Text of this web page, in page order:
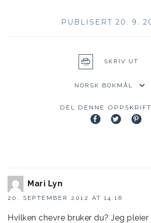
PUBLISERT 20. 9.
SKRIV UT
DEL DENNE
Mari Lyn
20. SEPTEMBER 2012 AT 14:16
Hvilken chevre bruker du? Jeg